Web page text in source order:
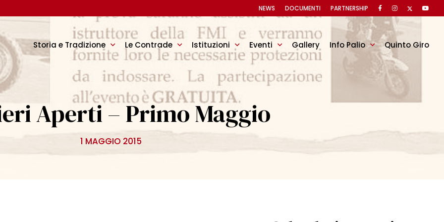
Storia e Tradizione Le Contrade Istituzioni Eventi Gallery Info Palio Quinto Giro
NEWS DOCUMENTI PARTNERSHIP
Aperti – Primo Maggio
1 MAGGIO 2015